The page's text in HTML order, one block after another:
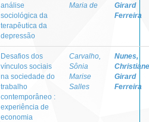
análise
sociológica da
terapêutica da
depressão
Maria de
Girard
Ferreira
Desafios dos
vínculos sociais
na sociedade do
trabalho
contemporâneo :
experiência de
economia
Carvalho,
Sônia
Marise
Salles
Nunes,
Christiane
Girard
Ferreira